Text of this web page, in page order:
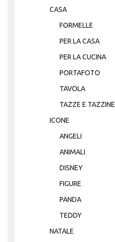
CASA
FORMELLE
PER LA CASA
PER LA CUCINA
PORTAFOTO
TAVOLA
TAZZE E TAZZINE
ICONE
ANGELI
ANIMALI
DISNEY
FIGURE
PANDA
TEDDY
NATALE